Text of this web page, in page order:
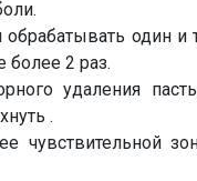
обрабатывать один
более 2 раз.
удаления
.
чувствительной